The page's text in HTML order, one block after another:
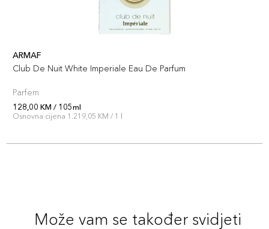
ARMAF
Club De Nuit White Imperiale Eau De Parfum
Parfem
128,00 KM / 105ml
Osnovna cijena 1.219,05 KM / 1 l
Može vam se također svidjeti